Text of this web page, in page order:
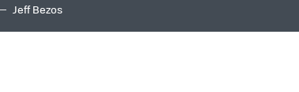
Jeff Bezos